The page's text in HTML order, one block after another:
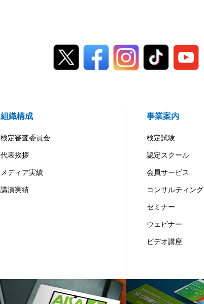
組織構成
検定審査委員会
代表挨拶
メディア実績
講演実績
事業案内
検定試験
認定スクール
会員サービス
コンサルティング
セミナー
ウェビナー
ビデオ講座